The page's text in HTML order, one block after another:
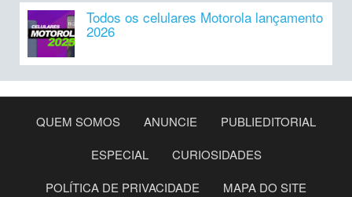
Todos os celulares Motorola lançamento
2026
QUEM SOMOS ANUNCIE
PUBLIEDITORIAL
ESPECIAL
CURIOSIDADES
POLÍTICA DE PRIVACIDADE
MAPA DO SITE